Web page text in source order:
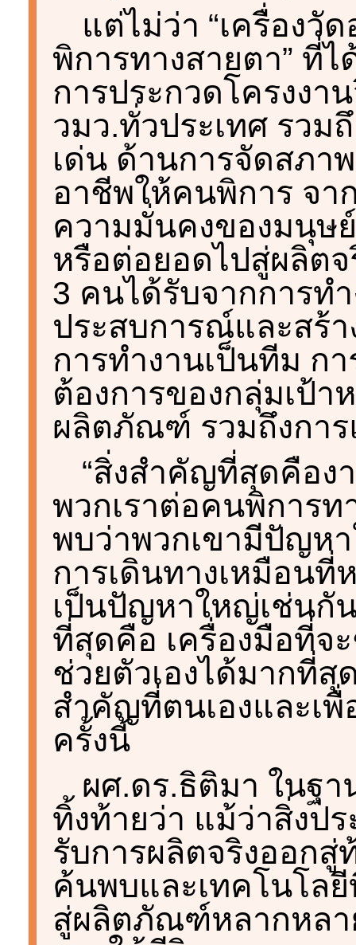
แต่ไม่ว่า “เครื่อง
พิการทางสายตา” ที่ไ
การประกวดโครงงา
วมว.ทั่วประเทศ รวม
เด่น ด้านการจัดสภา
อาชีพให้คนพิการ จา
ความมั่นคงของมนุษ
หรือต่อยอดไปสู่ผลิต
3 คนได้รับจากการท
ประสบการณ์และสร้
การทำงานเป็นทีม ก
ต้องการของกลุ่มเป้า
ผลิตภัณฑ์ รวมถึงกา
“สิ่งสำคัญที่สุดคือ
พวกเราต่อคนพิการท
พบว่าพวกเขามีปัญห
การเดินทางเหมือนที่
เป็นปัญหาใหญ่เช่นกั
ที่สุดคือ เครื่องมือที่จ
ช่วยตัวเองได้มากที่สุ
สำคัญที่ตนเองและเพื่
ครั้งนี้
ผศ.ดร.ธิติมา ในฐ
ทิ้งท้ายว่า แม้ว่าสิ่งป
รับการผลิตจริงออก
ค้นพบและเทคโนโล
สู่ผลิตภัณฑ์หลากหล